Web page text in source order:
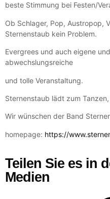
beste Stimmung bei Festen/
Ob Schlager, Pop, Austropop,
Sternenstaub kein Problem.
Evergrees und auch eigene
abwechslungsreiche
und tolle Veranstaltung.
Sternenstaub lädt zum
Wir wünschen der Band
homepage: https://
Teilen Sie es in
Medien